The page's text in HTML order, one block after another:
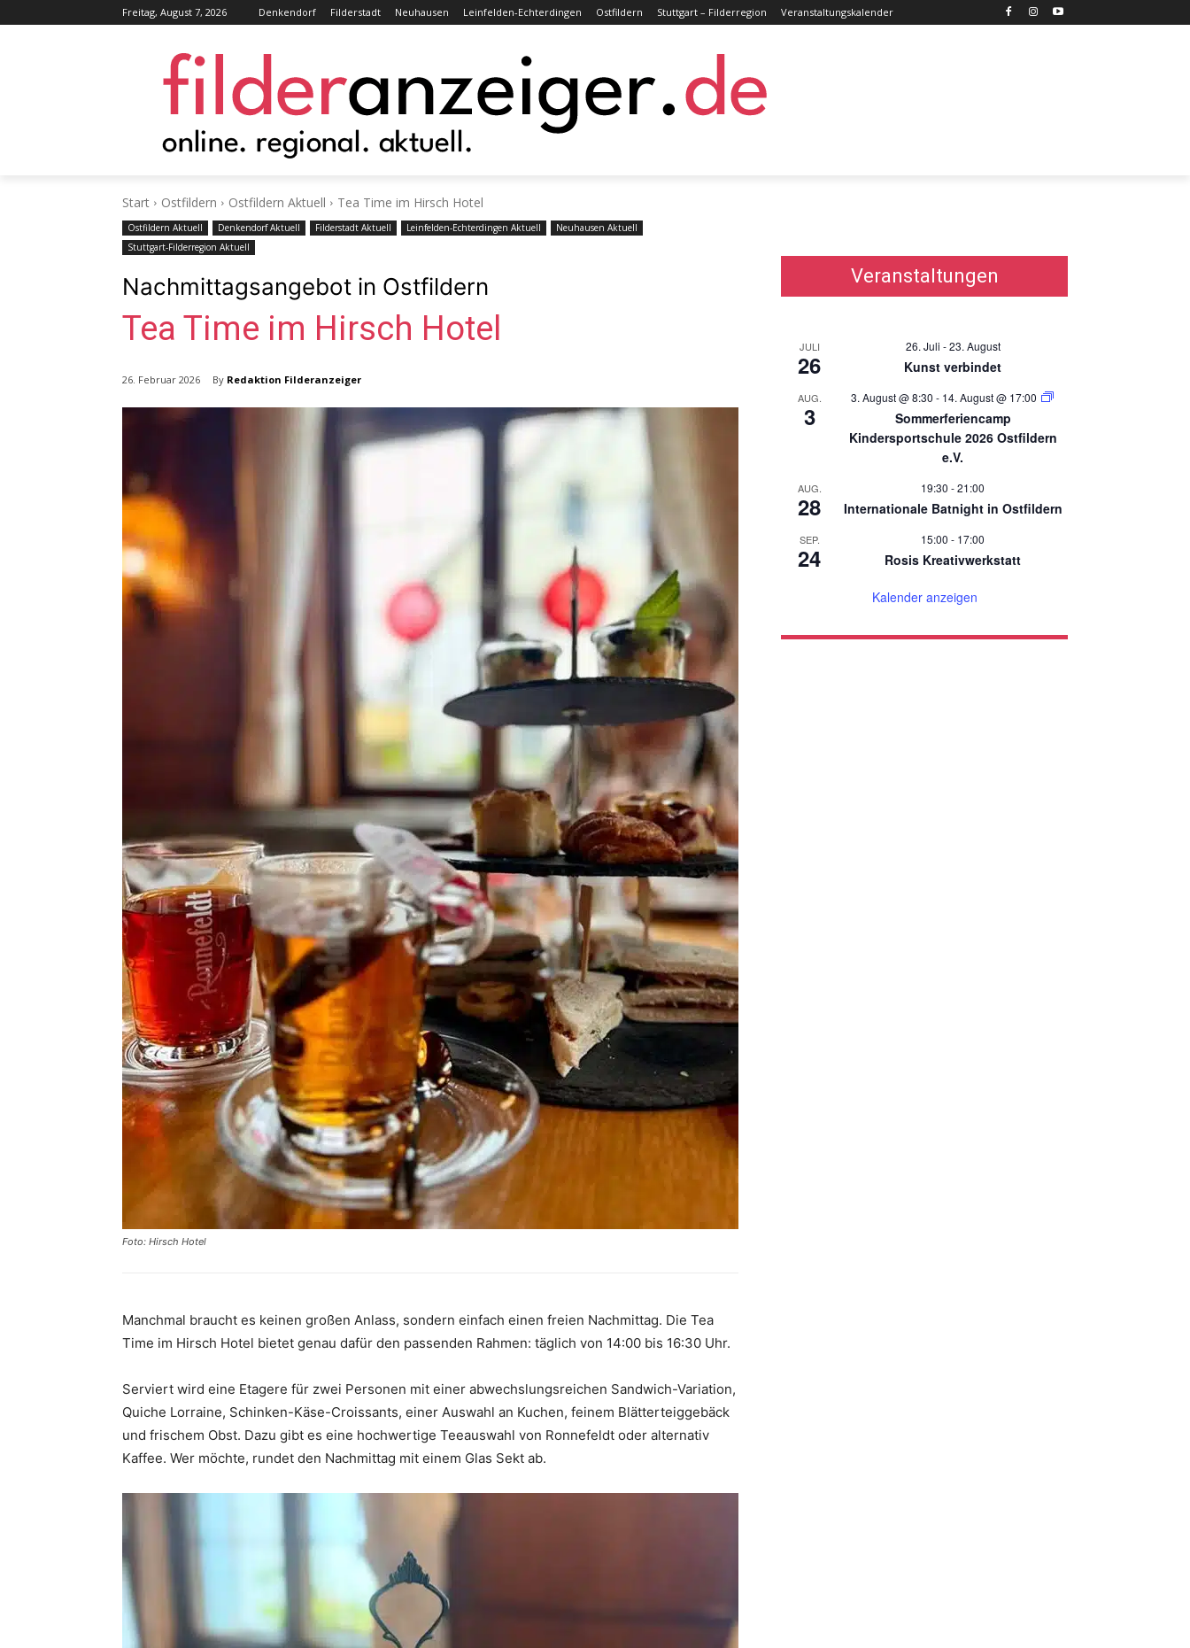
Freitag, August 7, 2026 Denkendorf Filderstadt Neuhausen Leinfelden-Echterdingen Ostfildern Stuttgart – Filderregion Veranstaltungskalender
Start Ostfildern Ostfildern Aktuell Tea Time im Hirsch Hotel
Ostfildern Aktuell Denkendorf Aktuell Filderstadt Aktuell Leinfelden-Echterdingen Aktuell
Neuhausen Aktuell
Stuttgart-Filderregion Aktuell
Nachmittagsangebot in Ostfildern
Tea Time im Hirsch Hotel
26. Februar 2026 By Redaktion Filderanzeiger
Foto: Hirsch Hotel
Manchmal braucht es keinen großen Anlass, sondern einfach einen freien Nachmittag. Die Tea
Time im Hirsch Hotel bietet genau dafür den passenden Rahmen: täglich von 14:00 bis 16:30 Uhr.
Serviert wird eine Etagere für zwei Personen mit einer abwechslungsreichen Sandwich-Variation,
Quiche Lorraine, Schinken-Käse-Croissants, einer Auswahl an Kuchen, feinem Blätterteiggebäck
und frischem Obst. Dazu gibt es eine hochwertige Teeauswahl von Ronnefeldt oder alternativ
Kaffee. Wer möchte, rundet den Nachmittag mit einem Glas Sekt ab.
Veranstaltungen
JULI
26
26. Juli -23. August
Kunst verbindet
AUG.
3
3. August @ 8:30 - 14. August @ 17:00
Sommerferiencamp
Kindersportschule 2026 Ostfildern
e.V.
AUG.
28
19:30 -21:00
Internationale Batnight in Ostfildern
SEP.
24
15:00 - 17:00
Rosis Kreativwerkstatt
Kalender anzeigen